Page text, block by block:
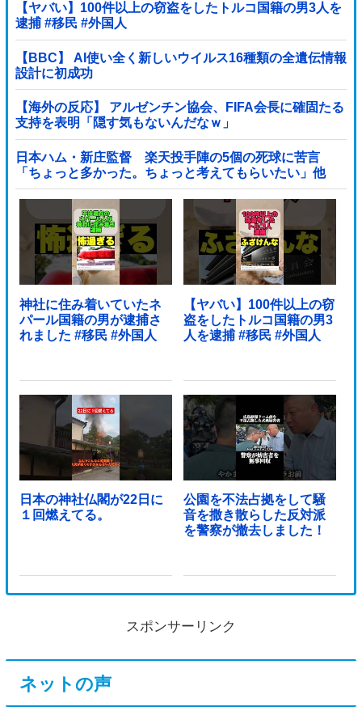
【ヤバい】100件以上の窃盗をしたトルコ国籍の男3人を
逮捕 #移民 #外国人
【BBC】 AI使い全く新しいウイルス16種類の全遺伝情報
設計に初成功
【海外の反応】 アルゼンチン協会、FIFA会長に確固たる
支持を表明「隠す気もないんだなｗ」
日本ハム・新庄監督 楽天投手陣の5個の死球に苦言
「ちょっと多かった。ちょっと考えてもらいたい」他
神社に住み着いていたネ
パール国籍の男が逮捕さ
れました #移民 #外国人
【ヤバい】100件以上の窃
盗をしたトルコ国籍の男3
人を逮捕 #移民 #外国人
日本の神社仏閣が22日に
１回燃えてる。
公園を不法占拠をして騒
音を撒き散らした反対派
を警察が撤去しました！
スポンサーリンク
ネットの声